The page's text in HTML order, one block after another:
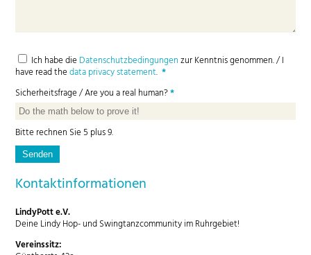
Ich habe die Datenschutzbedingungenzur Kenntnis genommen. / I
have read thedata privacy statement. *
Sicherheitsfrage / Are you a real human?*
Bitte rechnen Sie 5 plus 9.
Kontaktinformationen
LindyPott e.V.
Deine Lindy Hop- und Swingtanzcommunity im Ruhrgebiet!
Vereinssitz: